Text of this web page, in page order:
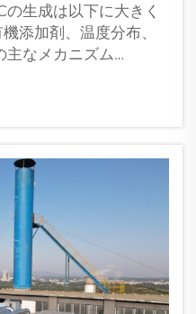
生成は以下に大きく
添加剤、温度分布、
主なメカニズム…